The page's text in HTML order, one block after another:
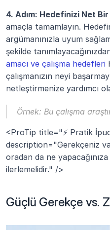
4. Adım: Hedefinizi Net
amaçla tamamlayın.
argümanınızla uyum
şekilde
amacı ve çalışma hedefleri
çalışmanızın neyi
netleştirmenize yardımcı
Örnek: Bu çalışma
<ProTip title="⚡ Pratik
description="Gerekçeniz
oradan da ne
ilerlemelidir." />
Güçlü Gerekçe vs.